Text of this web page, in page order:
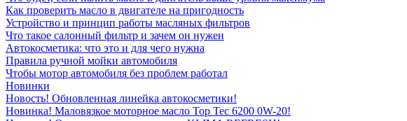
Как проверить масло в двигателе на пригодность
Устройство и принцип работы масляных фильтров
Что такое салонный фильтр и зачем он нужен
Автокосметика: что это и для чего нужна
Правила ручной мойки автомобиля
Чтобы мотор автомобиля без проблем работал
Новинки
Новость! Обновленная линейка автокосметики!
Новинка! Маловязкое моторное масло Top Tec 6200 0W-20!